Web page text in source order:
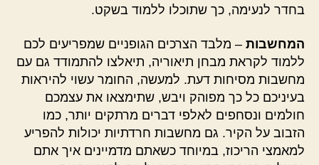
בחדר לנעימה, כך שתוכלו ללמוד בשקט.
המחשבות – מלבד הצרכים הגופניים שמפריעים לכם
ללמוד לקראת מבחן תיאוריה, תיאלצו להתמודד גם עם
מחשבות מסיחות דעת. למעשה, החומר עשוי להיראות
בעיניכם כל כך מפוהק ויבש, שתימצאו את עצמכם
חולמים ונסחפים לאלפי דברים מרתקים יותר, כמו
הזבוב על הקיר. גם מחשבות חרדתיות יכולות להפריע
למאמצי הריכוז, במיוחד כשאתם מדמיינים איך אתם